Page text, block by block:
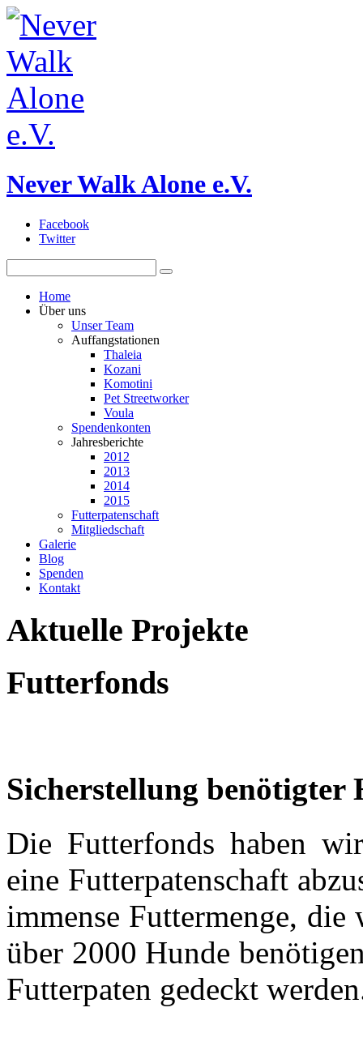
Never Walk Alone e.V.
Facebook
Twitter
Home
Über uns
Unser Team
Auffangstationen
Thaleia
Kozani
Komotini
Pet Streetworker
Voula
Spendenkonten
Jahresberichte
2012
2013
2014
2015
Futterpatenschaft
Mitgliedschaft
Galerie
Blog
Spenden
Kontakt
Aktuelle Projekte
Futterfonds
Sicherstellung benötigter
Die Futterfonds haben
eine Futterpatenschaft
immense Futtermenge,
über 2000 Hunde
Futterpaten gedeckt